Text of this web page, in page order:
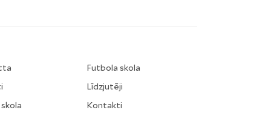
Futbola skola
Līdzjutēji
Kontakti